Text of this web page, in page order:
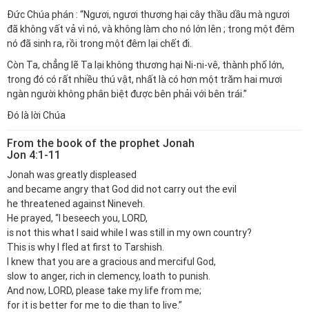
Đức Chúa phán : “Ngươi, ngươi thương hại cây thầu dầu mà ngươi
đã không vất vả vì nó, và không làm cho nó lớn lên ; trong một đêm
nó đã sinh ra, rồi trong một đêm lại chết đi.
Còn Ta, chẳng lẽ Ta lại không thương hại Ni-ni-vê, thành phố lớn,
trong đó có rất nhiều thú vật, nhất là có hơn một trăm hai mươi
ngàn người không phân biệt được bên phải với bên trái.”
Đó là lời Chúa
From the book of the prophet Jonah
Jon 4:1-11
Jonah was greatly displeased
and became angry that God did not carry out the evil
he threatened against Nineveh.
He prayed, “I beseech you, LORD,
is not this what I said while I was still in my own country?
This is why I fled at first to Tarshish.
I knew that you are a gracious and merciful God,
slow to anger, rich in clemency, loath to punish.
And now, LORD, please take my life from me;
for it is better for me to die than to live.”